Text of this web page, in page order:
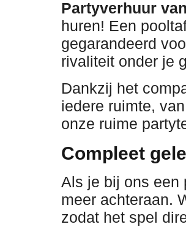
Partyverhuur
huren! Een
gegarandeerd
rivaliteit onder je
Dankzij het
iedere ruimte,
onze ruime
Compleet
Als je bij ons een
meer achteraan.
zodat het spel